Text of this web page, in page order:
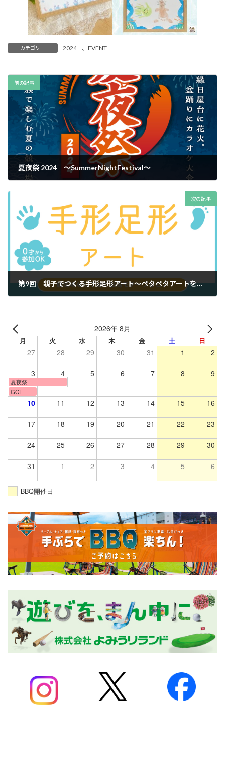
カテゴリー 2024 、 EVENT
前の記事
夏夜祭 2024 〜SummerNightFestival〜
次の記事
第9回 親子でつくる手形足形アート〜ペタペタアートを楽しもう！〜
2026年 8月
月 火 水 木 金 土 日
27 28 29 30 31 1 2
3 4 5 6 7 8 9
夏夜祭
GCT
10 11 12 13 14 15 16
17 18 19 20 21 22 23
24 25 26 27 28 29 30
31 1 2 3 4 5 6
BBQ開催日